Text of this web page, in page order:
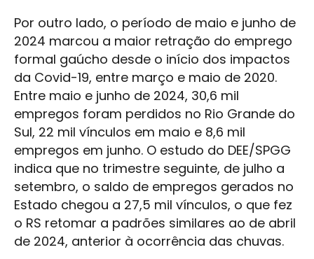
Por outro lado, o período de maio e junho de
2024 marcou a maior retração do emprego
formal gaúcho desde o início dos impactos
da Covid-19, entre março e maio de 2020.
Entre maio e junho de 2024, 30,6 mil
empregos foram perdidos no Rio Grande do
Sul, 22 mil vínculos em maio e 8,6 mil
empregos em junho. O estudo do DEE/SPGG
indica que no trimestre seguinte, de julho a
setembro, o saldo de empregos gerados no
Estado chegou a 27,5 mil vínculos, o que fez
o RS retomar a padrões similares ao de abril
de 2024, anterior à ocorrência das chuvas.